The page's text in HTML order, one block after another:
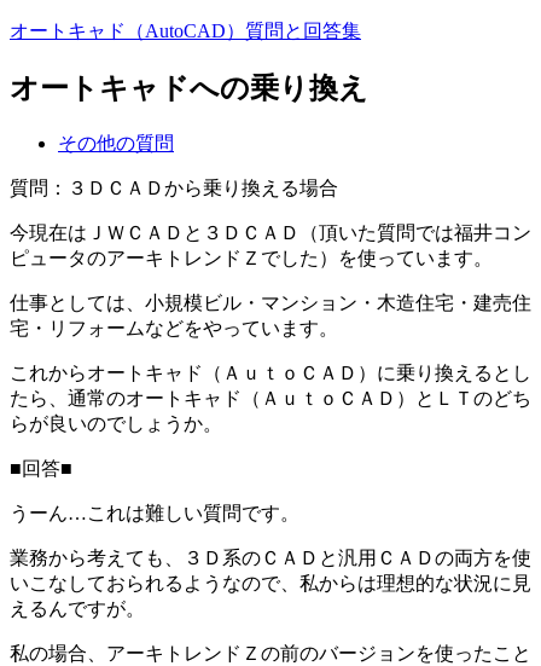
オートキャド（AutoCAD）質問と回答集
オートキャドへの乗り換え
その他の質問
質問：３ＤＣＡＤから乗り換える場合
今現在はＪＷＣＡＤと３ＤＣＡＤ（頂いた質問では福井コン
ピュータのアーキトレンドＺでした）を使っています。
仕事としては、小規模ビル・マンション・木造住宅・建売住
宅・リフォームなどをやっています。
これからオートキャド（ＡｕｔｏＣＡＤ）に乗り換えるとし
たら、通常のオートキャド（ＡｕｔｏＣＡＤ）とＬＴのどち
らが良いのでしょうか。
■回答■
うーん…これは難しい質問です。
業務から考えても、３Ｄ系のＣＡＤと汎用ＣＡＤの両方を使
いこなしておられるようなので、私からは理想的な状況に見
えるんですが。
私の場合、アーキトレンドＺの前のバージョンを使ったこと